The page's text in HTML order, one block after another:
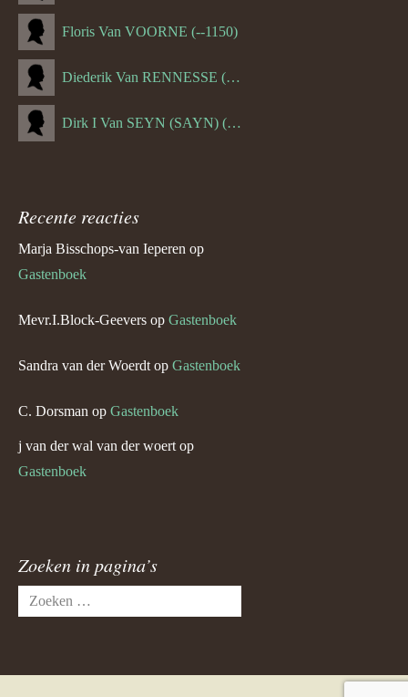
Floris Van VOORNE (--1150)
Diederik Van RENNESSE (--1144)
Dirk I Van SEYN (SAYN) (--1120)
Recente reacties
Marja Bisschops-van Ieperen op
Gastenboek
Mevr.I.Block-Geevers op Gastenboek
Sandra van der Woerdt op Gastenboek
C. Dorsman op Gastenboek
j van der wal van der woert op
Gastenboek
Zoeken in pagina’s
Zoeken
naar: